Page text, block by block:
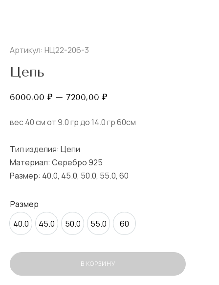
Артикул: НЦ22-206-3
Цепь
6000,00 ₽ – 7200,00 ₽Диапазон
–
вес 40 см от 9.0 гр до 14.0 гр 60см
Тип изделия: Цепи
Материал: Серебро 925
Размер: 40.0, 45.0, 50.0, 55.0, 60
Размер
40.0
45.0 50.0 55.0 60
В КОРЗИНУ